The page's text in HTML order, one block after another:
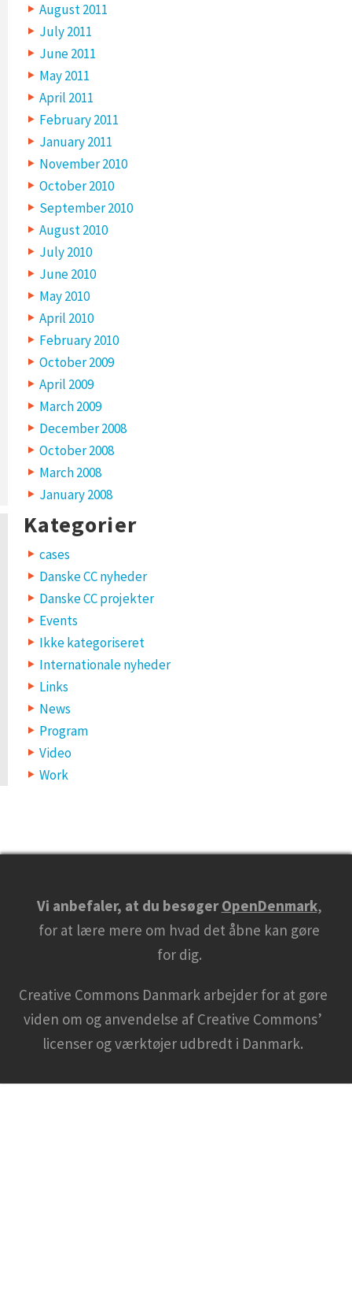
August 2011
July 2011
June 2011
May 2011
April 2011
February 2011
January 2011
November 2010
October 2010
September 2010
August 2010
July 2010
June 2010
May 2010
April 2010
February 2010
October 2009
April 2009
March 2009
December 2008
October 2008
March 2008
January 2008
Kategorier
cases
Danske CC nyheder
Danske CC projekter
Events
Ikke kategoriseret
Internationale nyheder
Links
News
Program
Video
Work
Vi anbefaler, at du besøgerOpenDenmark,
for at lære mere om hvad det åbne kan gøre
for dig.
Creative Commons Danmark arbejder for at gøre
viden om og anvendelse af Creative Commons’
licenser og værktøjer udbredt i Danmark.